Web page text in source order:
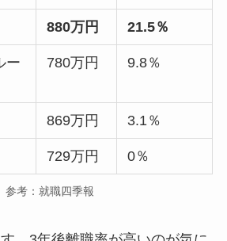
880万円 21.5％
ー
780万円 9.8％
869万円 3.1％
729万円 0％
参考：就職四季報